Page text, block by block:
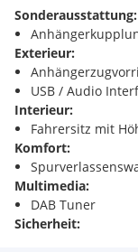
Sonderausstattung:
Exterieur:
USB / Audio
Interieur:
Fahrersitz mit
Komfort:
Multimedia:
DAB Tuner
Sicherheit: